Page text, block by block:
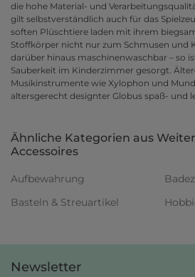
die hohe Material- und
gilt selbstverständlich auch für das
soften Plüschtiere laden mit ihrem
Stoffkörper nicht nur zum Schmusen und
darüber hinaus maschinenwaschbar – so
Sauberkeit im Kinderzimmer gesorgt.
Musikinstrumente wie Xylophon und
altersgerecht designter Globus spaß- und
Ähnliche Kategorien aus
Accessoires
Aufbewahrung
Basteln & Streuartikel
Newsletter